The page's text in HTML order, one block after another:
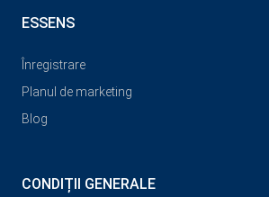
ESSENS
Înregistrare
Planul de marketing
Blog
CONDIȚII GENERALE